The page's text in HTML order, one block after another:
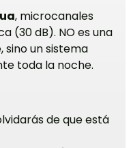
, microcanales
(30 dB). NO es una
un sistema
toda la noche.
de que está